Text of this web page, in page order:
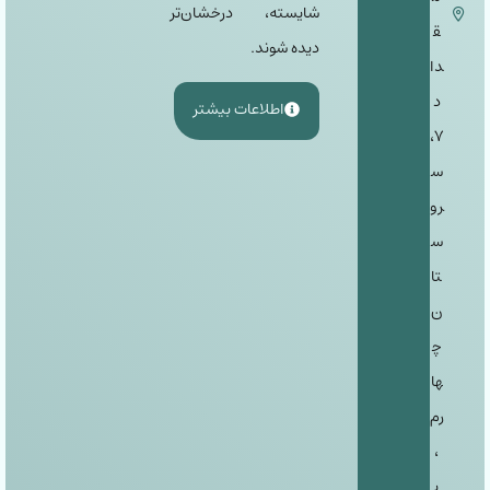
شایسته، درخشان‌تر
دیده شوند.
اطلاعات بیشتر
ق
دا
د
٧،
س
رو
س
تا
ن
چ
ها
رم
،